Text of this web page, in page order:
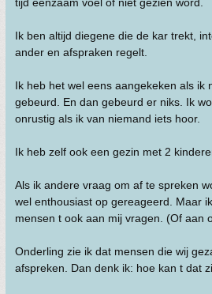
Ik ben altijd diegene die de kar trekt,
ander en afspraken regelt.
Ik heb het wel eens aangekeken als ik
gebeurd. En dan gebeurd er niks. Ik
onrustig als ik van niemand iets hoor.
Ik heb zelf ook een gezin met 2
Als ik andere vraag om af te spreken
wel enthousiast op gereageerd. Maar
mensen t ook aan mij vragen. (Of aan
Onderling zie ik dat mensen die wij
afspreken. Dan denk ik: hoe kan t dat